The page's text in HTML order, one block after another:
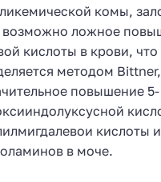
комы,
возможно ложное
кислоты в крови, что
методом Bittner,
повышение 5-
кислоты и
в моче.